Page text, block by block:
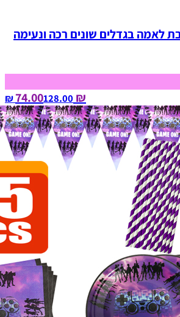
לאמה בגדלים שונים רכה ונעימה
₪ 74.00
128.00‏ ₪